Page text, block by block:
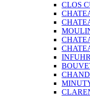
CLOS
INFUHR